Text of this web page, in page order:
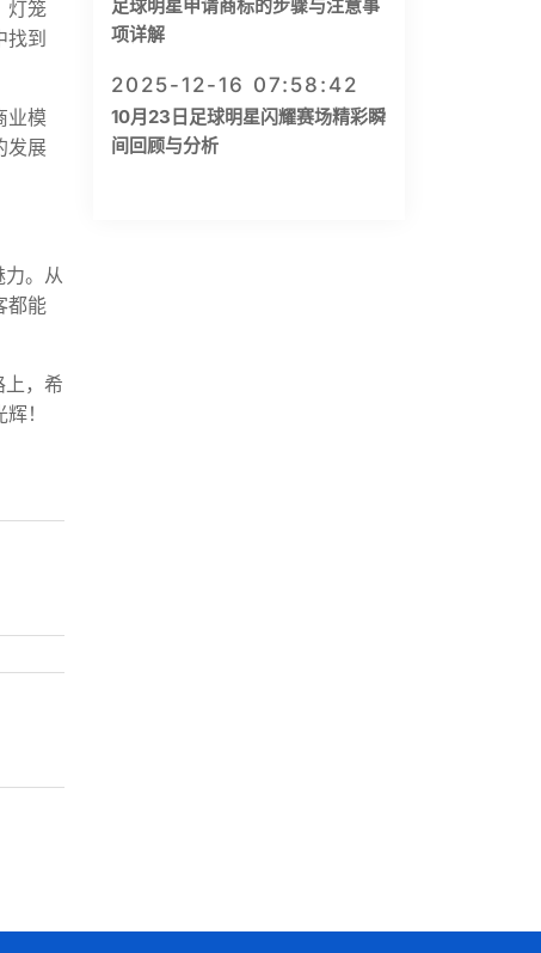
灯笼
到
业模
发展
力。从
都能
上，希
！
足球明星申请商标的步骤与注意事
项详解
2025-12-16 07:58:42
10月23日足球明星闪耀赛场精彩瞬
间回顾与分析